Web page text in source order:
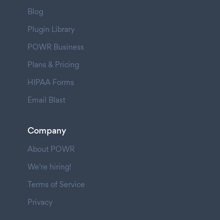
Blog
Plugin Library
POWR Business
Plans & Pricing
HIPAA Forms
Email Blast
Company
About POWR
We're hiring!
Terms of Service
Privacy